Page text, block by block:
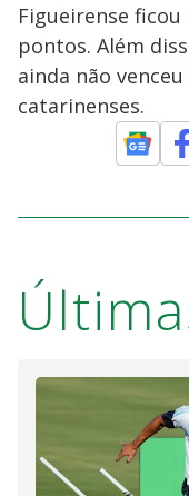
Figueirense ficou
pontos. Além
ainda não
catarinenses.